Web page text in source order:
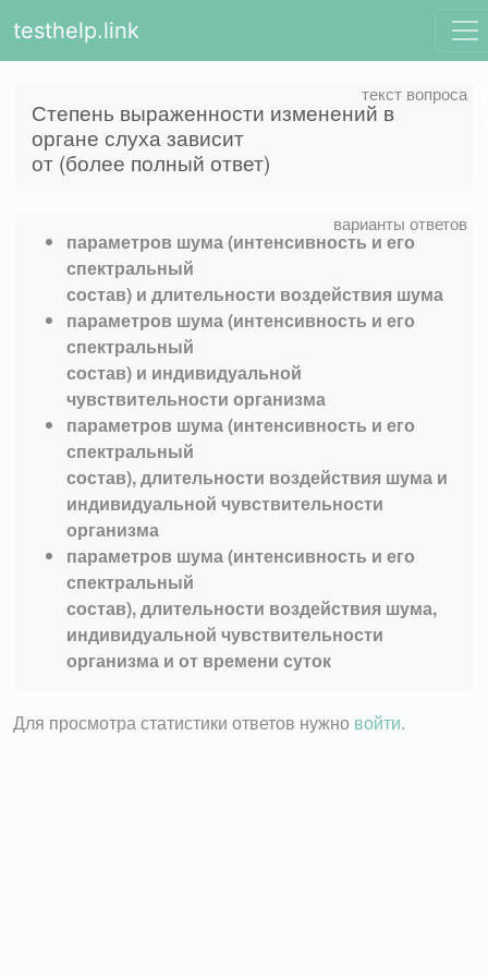
testhelp.link
Степень выраженности изменений в
органе слуха зависит
от (более полный ответ)
параметров шума (интенсивность и его
спектральный
состав) и длительности воздействия шума
параметров шума (интенсивность и его
спектральный
состав) и индивидуальной
чувствительности организма
параметров шума (интенсивность и его
спектральный
состав), длительности воздействия шума и
индивидуальной чувствительности
организма
параметров шума (интенсивность и его
спектральный
состав), длительности воздействия шума,
индивидуальной чувствительности
организма и от времени суток
Для просмотра статистики ответов нужно войти.